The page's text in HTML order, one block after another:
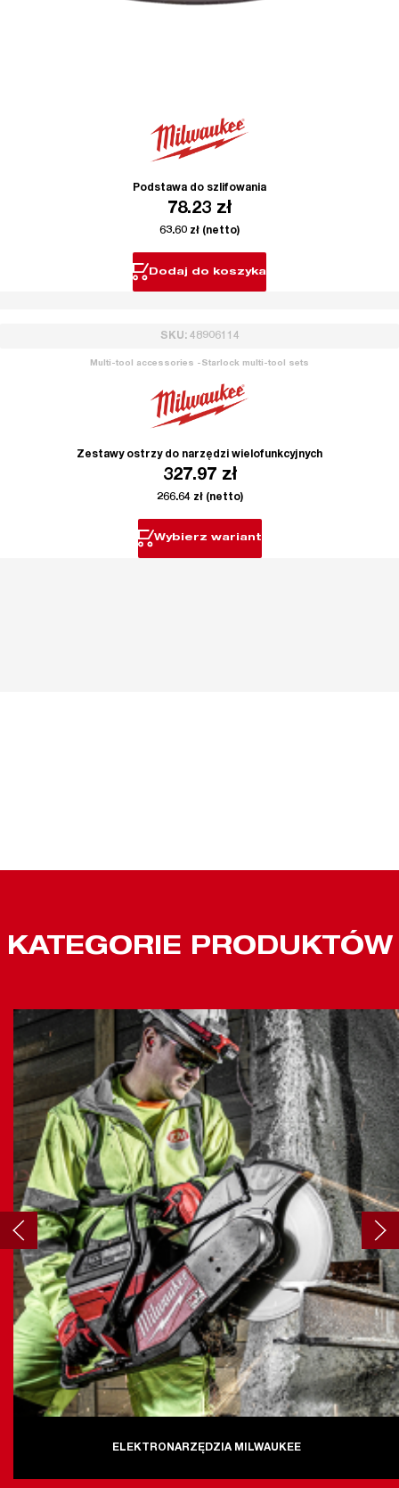
Podstawa do szlifowania
78.23 zł
63.60 zł (netto)
Dodaj do koszyka
SKU: 48906114
Multi-tool accessories -Starlock multi-tool sets
Zestawy ostrzy do narzędzi wielofunkcyjnych
327.97 zł
266.64 zł(netto)
Wybierz wariant
KATEGORIE PRODUKTÓW
ELEKTRONARZĘDZIA MILWAUKEE